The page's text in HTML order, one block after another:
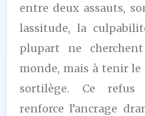
entre deux assauts,
lassitude, la
plupart ne
monde, mais à tenir
sortilège. Ce refus
renforce l’ancrage